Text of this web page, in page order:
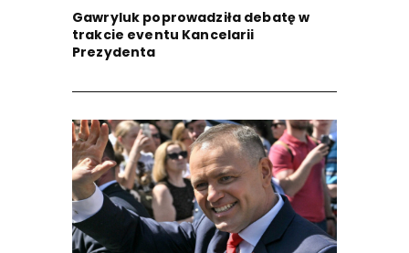
Gawryluk poprowadziła debatę w
trakcie eventu Kancelarii
Prezydenta